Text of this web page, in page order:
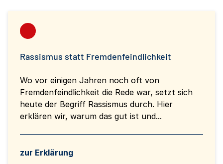
Rassismus statt Fremdenfeindlichkeit
Wo vor einigen Jahren noch oft von
Fremdenfeindlichkeit die Rede war, setzt sich
heute der Begriff Rassismus durch. Hier
erklären wir, warum das gut ist und...
zur Erklärung